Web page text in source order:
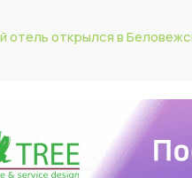
отель открылся в